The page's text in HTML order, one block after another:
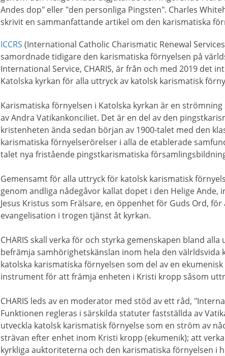
Andes dop" eller "den personliga Pingsten". Charles
skrivit en sammanfattande artikel om den karismatiska
ICCRS (International Catholic Charismatic Renewal
samordnade tidigare den karismatiska förnyelsen på
International Service, CHARIS, är från och med 2019 det
Katolska kyrkan för alla uttryck av katolsk karismatisk
Karismatiska förnyelsen i Katolska kyrkan är en
av Andra Vatikankonciliet. Det är en del av den
kristenheten ända sedan början av 1900-talet med den
karismatiska förnyelserörelser i alla de etablerade
talet nya fristående pingstkarismatiska
Gemensamt för alla uttryck för katolsk karismatisk
genom andliga nådegåvor kallat dopet i den Helige
Jesus Kristus som Frälsare, en öppenhet för Guds Ord,
evangelisation i trogen tjänst åt kyrkan.
CHARIS skall verka för och styrka gemenskapen bland
befrämja samhörighetskänslan inom hela den välrldsvida
katolska karismatiska förnyelsen som del av en
instrument för att främja enheten i Kristi kropp såsom
CHARIS leds av en moderator med stöd av ett råd,
Funktionen regleras i särskilda statuter fastställda av
utveckla katolsk karismatisk förnyelse som en ström av
strävan efter enhet inom Kristi kropp (ekumenik); att
kyrkliga auktoriteterna och den karismatiska förnyelsen i